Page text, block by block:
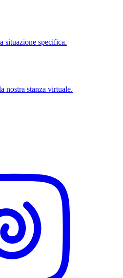
situazione specifica.
nostra stanza virtuale.